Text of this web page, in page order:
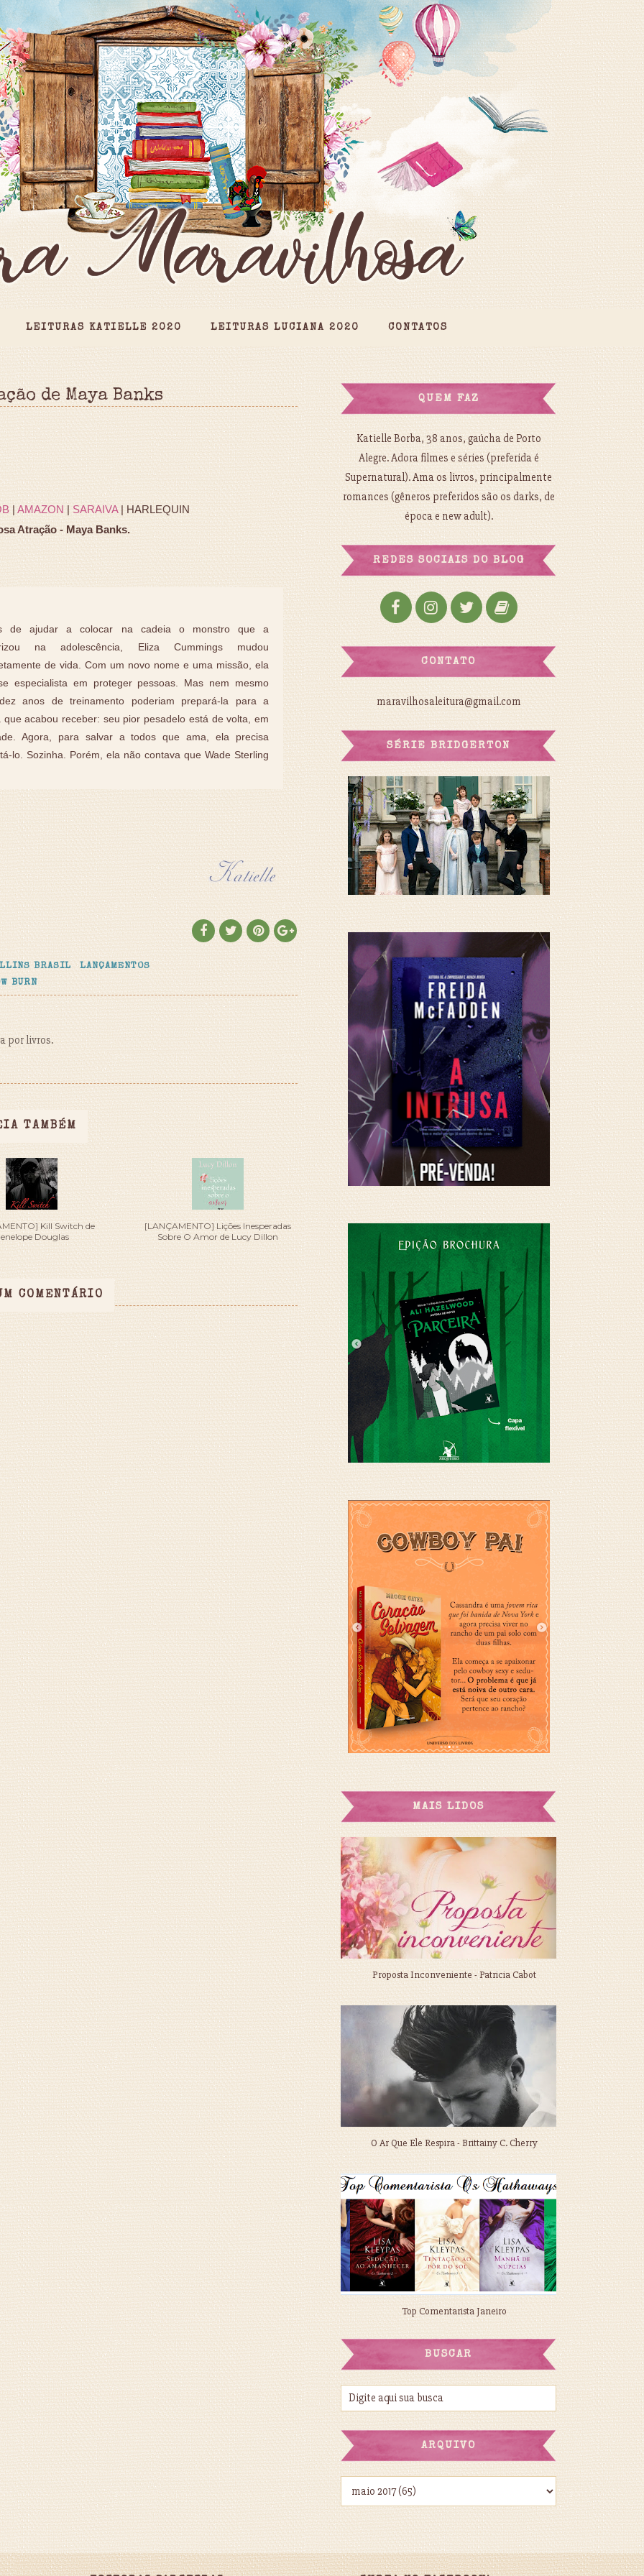
LEITURAS KATIELLE 2020 LEITURAS LUCIANA 2020 CONTATOS
de Maya Banks
| AMAZON|SARAIVA| HARLEQUIN
Atração - Maya Banks.
de ajudar a colocar na cadeia o monstro que a
na adolescência, Eliza Cummings mudou
de vida. Com um novo nome e uma missão, ela
especialista em proteger pessoas. Mas nem mesmo
anos de treinamento poderiam prepará-la para a
que acabou receber: seu pior pesadelo está de volta, em
Agora, para salvar a todos que ama, ela precisa
lo. Sozinha. Porém, ela não contava que Wade Sterling
BRASIL
LANÇAMENTOS
BURN
por livros.
TAMBÉM
Kill Switch de
Douglas
[LANÇAMENTO] Lições Inesperadas
Sobre O Amor de Lucy Dillon
COMENTÁRIO
QUEM FAZ
Katielle Borba, 38 anos, gaúcha de Porto
Alegre. Adora filmes e séries (preferida é
Supernatural). Ama os livros, principalmente
romances (gêneros preferidos são os darks, de
época e new adult).
REDES SOCIAIS DO BLOG
CONTATO
maravilhosaleitura@gmail.com
SÉRIE BRIDGERTON
MAIS LIDOS
Proposta Inconveniente - Patricia Cabot
O Ar Que Ele Respira - Brittainy C. Cherry
Top Comentarista Janeiro
BUSCAR
ARQUIVO